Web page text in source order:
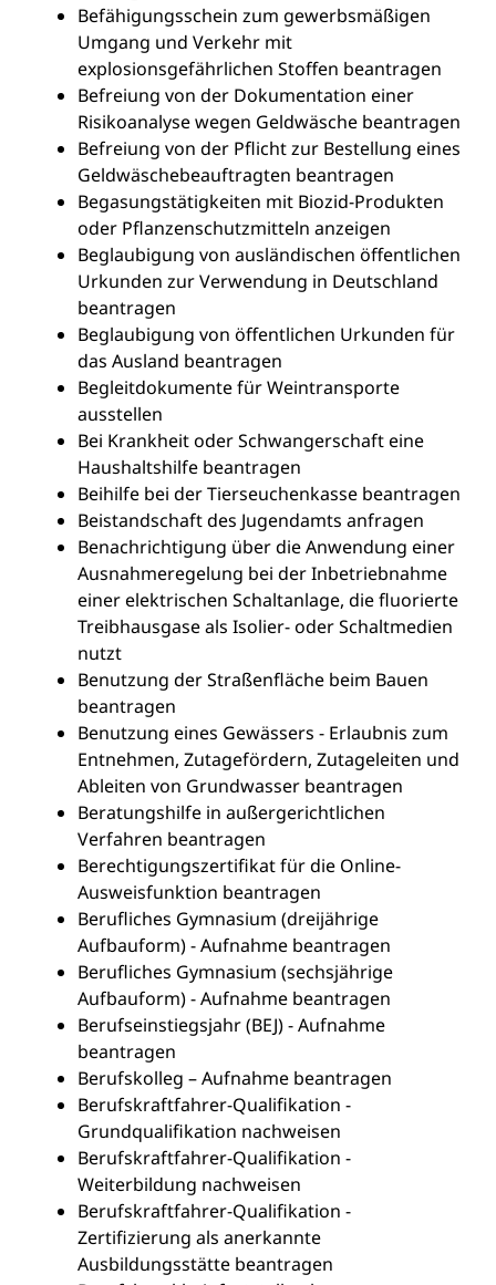
Befähigungsschein zum gewerbsmäßigen
Umgang und Verkehr mit
explosionsgefährlichen Stoffen beantragen
Befreiung von der Dokumentation einer
Risikoanalyse wegen Geldwäsche beantragen
Befreiung von der Pflicht zur Bestellung eines
Geldwäschebeauftragten beantragen
Begasungstätigkeiten mit Biozid-Produkten
oder Pflanzenschutzmitteln anzeigen
Beglaubigung von ausländischen öffentlichen
Urkunden zur Verwendung in Deutschland
beantragen
Beglaubigung von öffentlichen Urkunden für
das Ausland beantragen
Begleitdokumente für Weintransporte
ausstellen
Bei Krankheit oder Schwangerschaft eine
Haushaltshilfe beantragen
Beihilfe bei der Tierseuchenkasse beantragen
Beistandschaft des Jugendamts anfragen
Benachrichtigung über die Anwendung einer
Ausnahmeregelung bei der Inbetriebnahme
einer elektrischen Schaltanlage, die fluorierte
Treibhausgase als Isolier- oder Schaltmedien
nutzt
Benutzung der Straßenfläche beim Bauen
beantragen
Benutzung eines Gewässers - Erlaubnis zum
Entnehmen, Zutagefördern, Zutageleiten und
Ableiten von Grundwasser beantragen
Beratungshilfe in außergerichtlichen
Verfahren beantragen
Berechtigungszertifikat für die Online-
Ausweisfunktion beantragen
Berufliches Gymnasium (dreijährige
Aufbauform) - Aufnahme beantragen
Berufliches Gymnasium (sechsjährige
Aufbauform) - Aufnahme beantragen
Berufseinstiegsjahr (BEJ) - Aufnahme
beantragen
Berufskolleg – Aufnahme beantragen
Berufskraftfahrer-Qualifikation -
Grundqualifikation nachweisen
Berufskraftfahrer-Qualifikation -
Weiterbildung nachweisen
Berufskraftfahrer-Qualifikation -
Zertifizierung als anerkannte
Ausbildungsstätte beantragen